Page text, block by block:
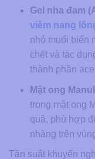
Gel nha đam
viêm nang
nhỏ muối biển
chết và tác
thành phần
Mật ong
trong mật ong
quả, phù hợp
nhàng trên
Tần suất khuyến